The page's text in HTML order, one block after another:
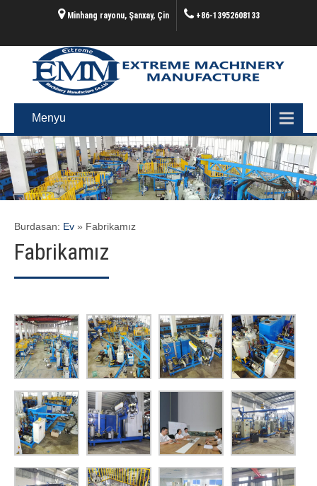
Minhang rayonu, Şanxay, Çin +86-13952608133
Menyu
Burdasan: Ev » Fabrikamız
Fabrikamız